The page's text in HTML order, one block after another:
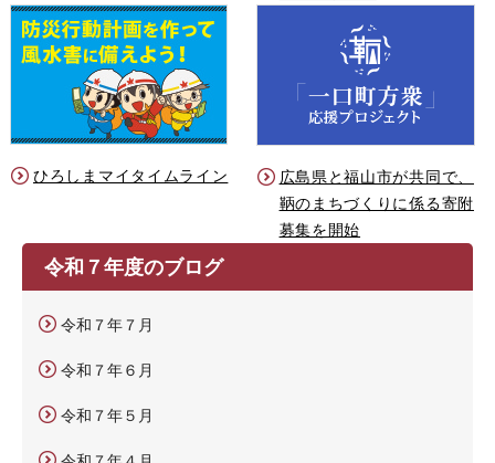
ひろしまマイタイムライン
広島県と福山市が共同で、
鞆のまちづくりに係る寄附
募集を開始
令和７年度のブログ
令和７年７月
令和７年６月
令和７年５月